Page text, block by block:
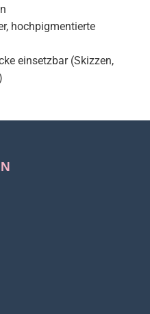
hochpigmentierte
einsetzbar (Skizzen,